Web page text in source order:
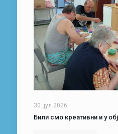
30. јул 2026.
Били смо креативни и у